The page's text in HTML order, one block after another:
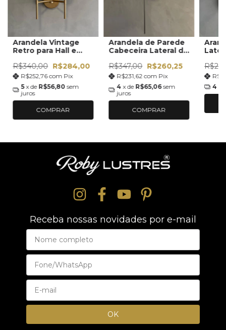
Arandela Vintage
Retro para Hall e
R$340,00 R$284,00
R$252,76com Pix
5 x de R$56,80 sem
juros
COMPRAR
Arandela de Parede
Cabeceira Lateral de
R$347,00 R$260,25
R$231,62com Pix
4 x de R$65,06 sem
juros
COMPRAR
4
Receba nossas novidades por e-mail